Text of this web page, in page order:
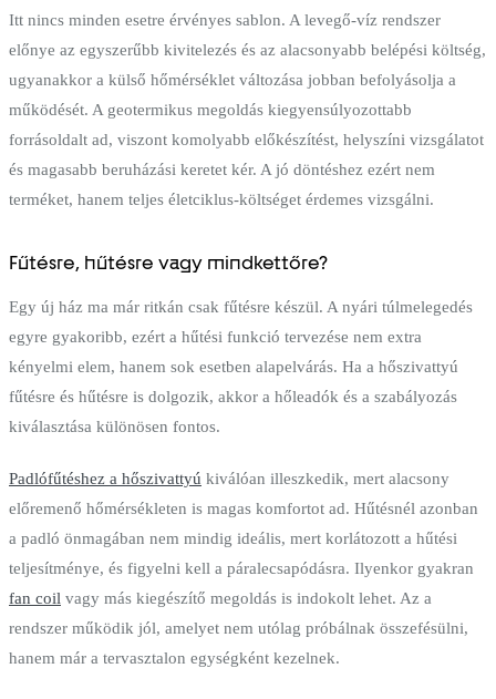
Itt nincs minden esetre érvényes sablon. A levegő-víz rendszer
előnye az egyszerűbb kivitelezés és az alacsonyabb belépési költség,
ugyanakkor a külső hőmérséklet változása jobban befolyásolja a
működését. A geotermikus megoldás kiegyensúlyozottabb
forrásoldalt ad, viszont komolyabb előkészítést, helyszíni vizsgálatot
és magasabb beruházási keretet kér. A jó döntéshez ezért nem
terméket, hanem teljes életciklus-költséget érdemes vizsgálni.
Fűtésre, hűtésre vagy mindkettőre?
Egy új ház ma már ritkán csak fűtésre készül. A nyári túlmelegedés
egyre gyakoribb, ezért a hűtési funkció tervezése nem extra
kényelmi elem, hanem sok esetben alapelvárás. Ha a hőszivattyú
fűtésre és hűtésre is dolgozik, akkor a hőleadók és a szabályozás
kiválasztása különösen fontos.
Padlófűtéshez a hőszivattyú kiválóan illeszkedik, mert alacsony
előremenő hőmérsékleten is magas komfortot ad. Hűtésnél azonban
a padló önmagában nem mindig ideális, mert korlátozott a hűtési
teljesítménye, és figyelni kell a páralecsapódásra. Ilyenkor gyakran
fan coil vagy más kiegészítő megoldás is indokolt lehet. Az a
rendszer működik jól, amelyet nem utólag próbálnak összefésülni,
hanem már a tervasztalon egységként kezelnek.